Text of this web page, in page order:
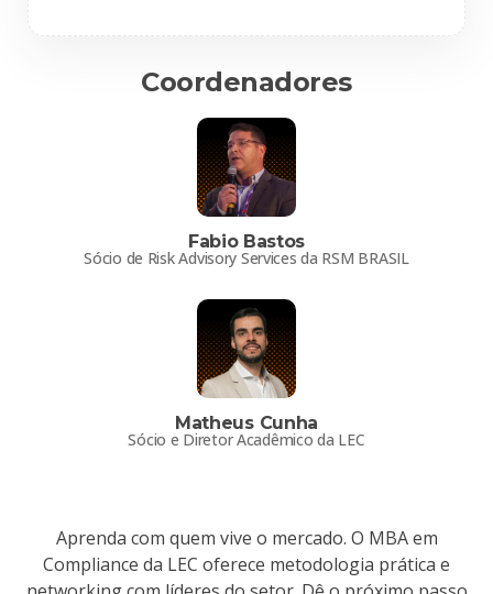
Coordenadores
Fabio Bastos
Sócio de Risk Advisory Services da RSM BRASIL
Matheus Cunha
Sócio e Diretor Acadêmico da LEC
Aprenda com quem vive o mercado. O MBA em
Compliance da LEC oferece metodologia prática e